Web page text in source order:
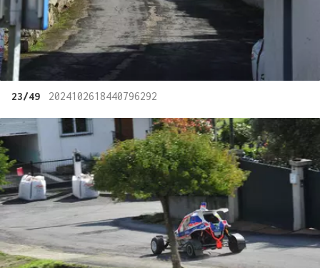
23/49 2024102618440796292